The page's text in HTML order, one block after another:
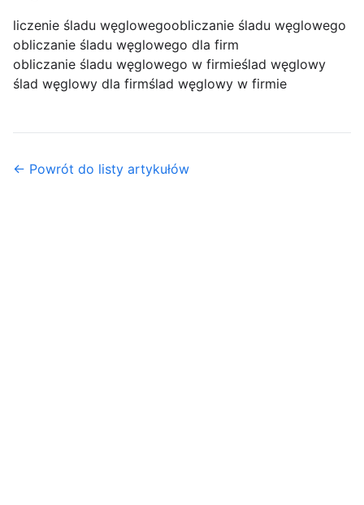
liczenie śladu węglowegoobliczanie śladu węglowego
obliczanie śladu węglowego dla firm
obliczanie śladu węglowego w firmieślad węglowy
ślad węglowy dla firmślad węglowy w firmie
← Powrót do listy artykułów